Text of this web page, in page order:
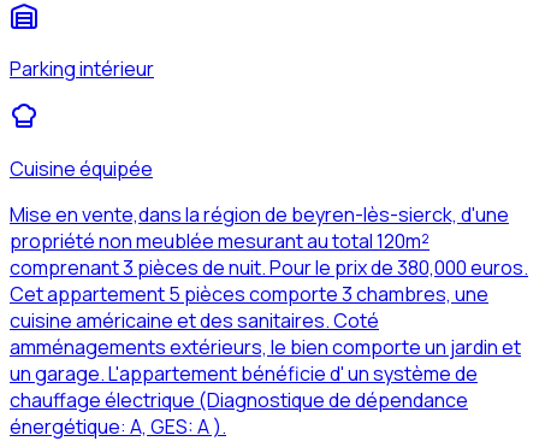
Parking intérieur
Cuisine équipée
Mise en vente,dans la région de beyren-lès-sierck, d'une
propriété non meublée mesurant au total 120m²
comprenant 3 pièces de nuit. Pour le prix de 380,000 euros.
Cet appartement 5 pièces comporte 3 chambres, une
cuisine américaine et des sanitaires. Coté
amménagements extérieurs, le bien comporte un jardin et
un garage. L'appartement bénéficie d' un système de
chauffage électrique (Diagnostique de dépendance
énergétique: A, GES: A ).